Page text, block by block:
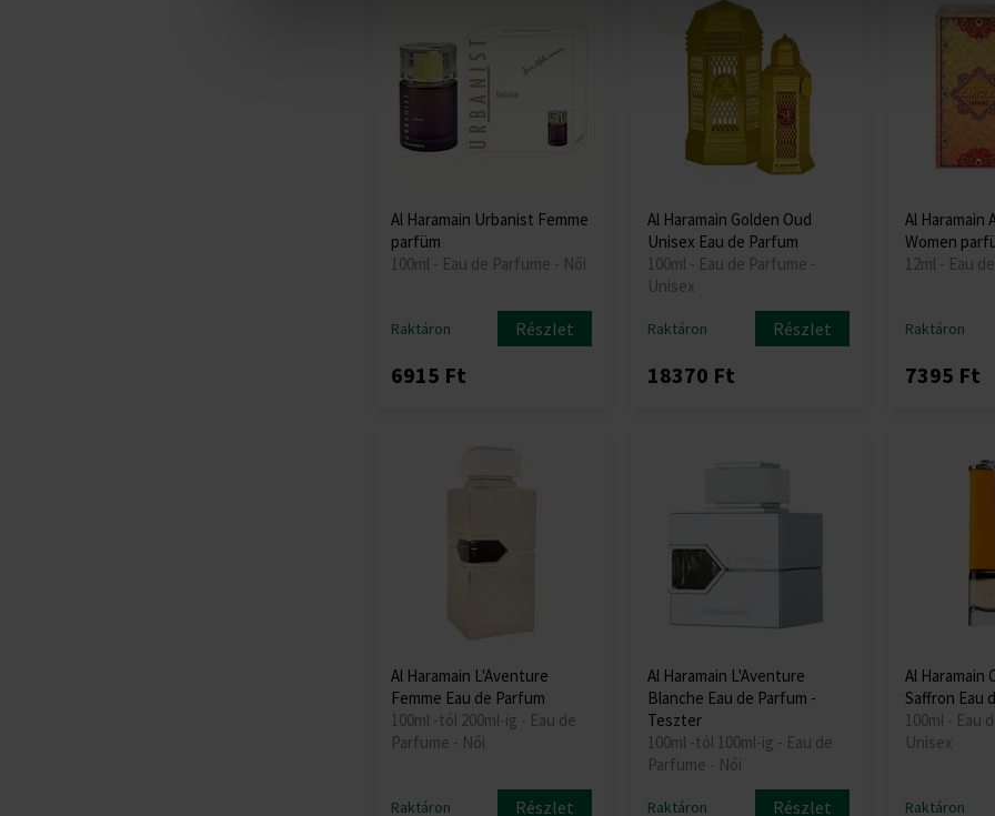
Al Haramain Urbanist Femme
parfüm
100ml - Eau de Parfume - Női
Raktáron Részlet
6915 Ft
Al Haramain Golden Oud
Unisex Eau de Parfum
100ml - Eau de Parfume -
Unisex
Raktáron Részlet
18370 Ft
Al Haramain
Women
12ml - Eau
Raktáron
7395 Ft
Al Haramain L'Aventure
Femme Eau de Parfum
100ml -tól 200ml-ig - Eau de
Parfume - Női
Raktáron Részlet
Al Haramain L'Aventure
Blanche Eau de Parfum -
Teszter
100ml -tól 100ml-ig - Eau de
Parfume - Női
Raktáron Részlet
Al Haramain
Saffron Eau
100ml - Eau
Unisex
Raktáron